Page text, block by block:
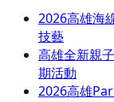
2026高雄海
技藝
高雄全新親
期活動
2026高雄